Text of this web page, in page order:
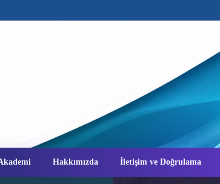
Hakkımızda İletişim ve Doğrulama